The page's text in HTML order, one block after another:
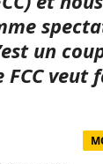
un
veut